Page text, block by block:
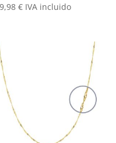
€ IVA incluido